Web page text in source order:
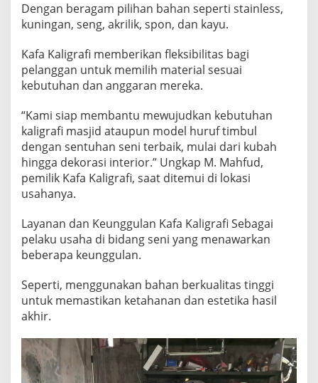
Dengan beragam pilihan bahan seperti stainless,
kuningan, seng, akrilik, spon, dan kayu.
Kafa Kaligrafi memberikan fleksibilitas bagi
pelanggan untuk memilih material sesuai
kebutuhan dan anggaran mereka.
“Kami siap membantu mewujudkan kebutuhan
kaligrafi masjid ataupun model huruf timbul
dengan sentuhan seni terbaik, mulai dari kubah
hingga dekorasi interior.” Ungkap M. Mahfud,
pemilik Kafa Kaligrafi, saat ditemui di lokasi
usahanya.
Layanan dan Keunggulan Kafa Kaligrafi Sebagai
pelaku usaha di bidang seni yang menawarkan
beberapa keunggulan.
Seperti, menggunakan bahan berkualitas tinggi
untuk memastikan ketahanan dan estetika hasil
akhir.